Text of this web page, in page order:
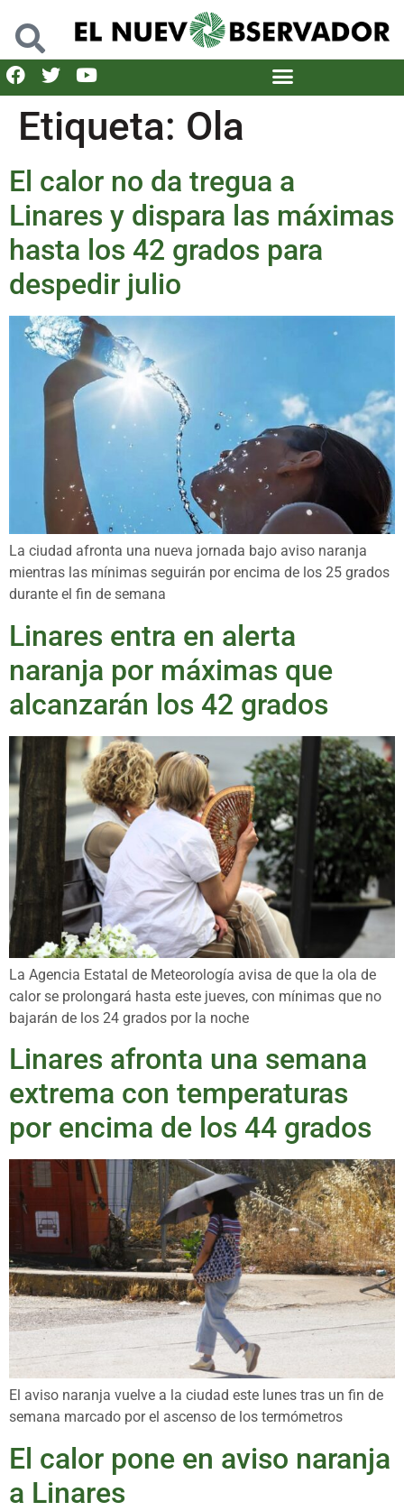
Etiqueta: Ola
El calor no da tregua a
Linares y dispara las máximas
hasta los 42 grados para
despedir julio
La ciudad afronta una nueva jornada bajo aviso naranja
mientras las mínimas seguirán por encima de los 25 grados
durante el fin de semana
Linares entra en alerta
naranja por máximas que
alcanzarán los 42 grados
La Agencia Estatal de Meteorología avisa de que la ola de
calor se prolongará hasta este jueves, con mínimas que no
bajarán de los 24 grados por la noche
Linares afronta una semana
extrema con temperaturas
por encima de los 44 grados
El aviso naranja vuelve a la ciudad este lunes tras un fin de
semana marcado por el ascenso de los termómetros
El calor pone en aviso naranja
a Linares